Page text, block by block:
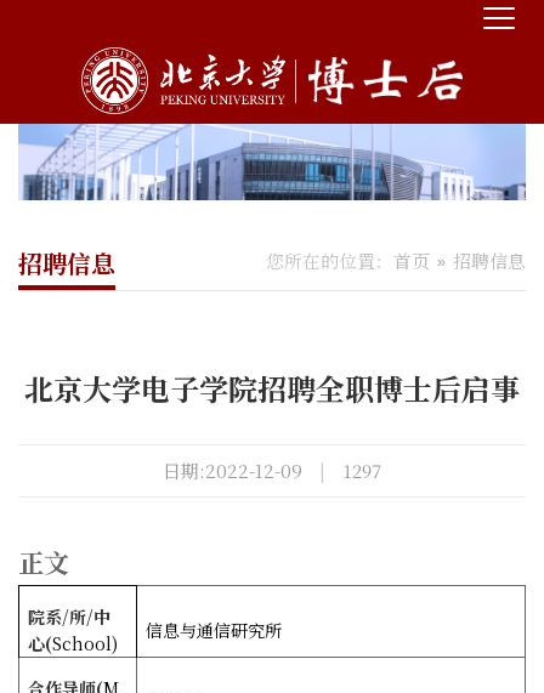
您所在的位置： 首页 招聘信息
招聘信息
北京大学电子学院招聘全职博士后启事
日期:2022-12-09 | 1297
正文
院系/所/中
心(School)
信息与通信研究所
合作导师(M